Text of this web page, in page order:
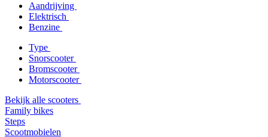
Aandrijving
Elektrisch
Benzine
Type
Snorscooter
Bromscooter
Motorscooter
Bekijk alle scooters
Family bikes
Steps
Scootmobielen